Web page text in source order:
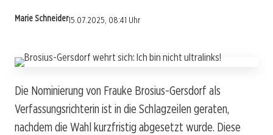
Marie Schneider15.07.2025, 08:41 Uhr
Die Nominierung von Frauke Brosius-Gersdorf als
Verfassungsrichterin ist in die Schlagzeilen geraten,
nachdem die Wahl kurzfristig abgesetzt wurde. Diese